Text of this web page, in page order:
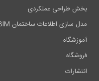
بخش طراحی عملکردی
مدل سازی اطلاعات ساختمان BIM
آموزشگاه
فروشگاه
انتشارات